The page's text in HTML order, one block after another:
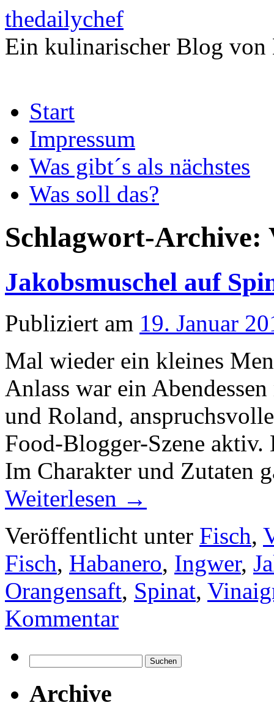
thedailychef
Ein kulinarischer Blog von
Inhalt
springenStart
Impressum
Was gibt´s als nächstes
Was soll das?
Schlagwort-Archive:
Jakobsmuschel auf
Publiziert am 19. Januar
Mal wieder ein kleines
Anlass war ein
und Roland,
Food-Blogger-Szene
Im Charakter und Zutaten
Weiterlesen →
Veröffentlicht unter Fisch,
Fisch, Habanero, Ingwer,
Orangensaft, Spinat,
Kommentar
nach:
Archive